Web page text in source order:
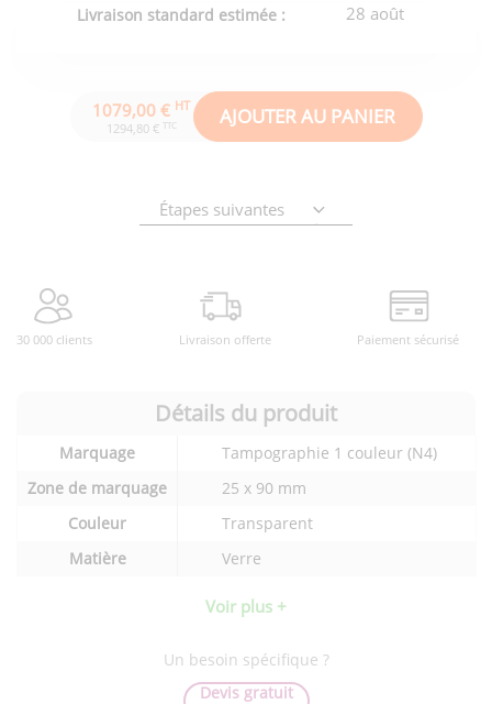
Livraison standard estimée : 28 août
1079,00 € HT
1294,80 € TTC AJOUTER AU PANIER
Étapes suivantes
30 000 clients Livraison offerte Paiement sécurisé
Détails
techniques
du
produit
Détails du produit
Marquage
Tampographie 1 couleur (N4)
Zone de marquage
25 x 90 mm
Couleur
Transparent
Matière
Verre
Voir plus +
Un besoin spécifique ?
Devis gratuit